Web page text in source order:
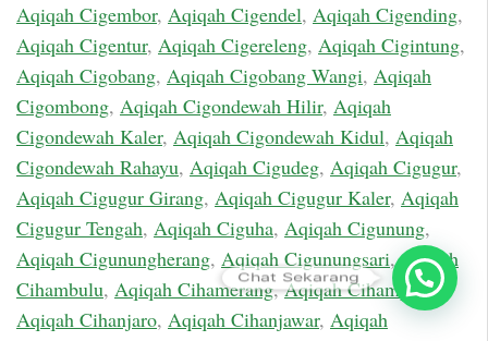
Aqiqah Cigembor, Aqiqah Cigendel, Aqiqah Cigending,
Aqiqah Cigentur, Aqiqah Cigereleng, Aqiqah Cigintung,
Aqiqah Cigobang, Aqiqah Cigobang Wangi, Aqiqah
Cigombong, Aqiqah Cigondewah Hilir, Aqiqah
Cigondewah Kaler, Aqiqah Cigondewah Kidul, Aqiqah
Cigondewah Rahayu, Aqiqah Cigudeg, Aqiqah Cigugur,
Aqiqah Cigugur Girang, Aqiqah Cigugur Kaler, Aqiqah
Cigugur Tengah, Aqiqah Ciguha, Aqiqah Cigunung,
Aqiqah Cigunungherang, Aqiqah Cigunungsari,Aqiqah
Cihambulu, Aqiqah Cihamerang,Aqiqah Cihampelas,
Aqiqah Cihanjaro, Aqiqah Cihanjawar, Aqiqah
Chat Sekarang